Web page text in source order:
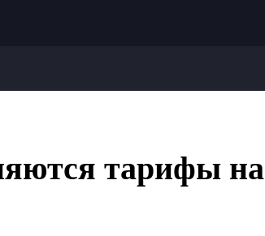
тарифы на